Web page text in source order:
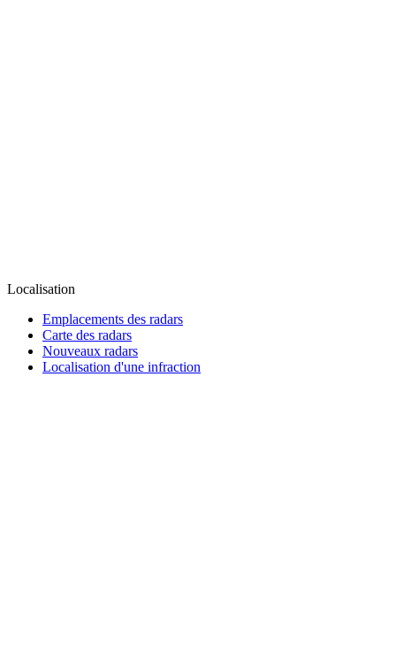
Localisation
Emplacements des radars
Carte des radars
Nouveaux radars
Localisation d'une infraction